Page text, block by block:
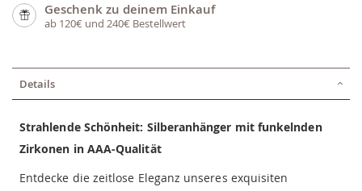
Geschenk zu deinem Einkauf
ab 120€ und 240€ Bestellwert
Details
Strahlende Schönheit: Silberanhänger mit funkelnden
Zirkonen in AAA-Qualität
Entdecke die zeitlose Eleganz unseres exquisiten